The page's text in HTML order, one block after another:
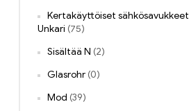
Kertakäyttöiset sähkösavukkeet
Unkari (75)
Sisältää N (2)
Glasrohr (0)
Mod (39)